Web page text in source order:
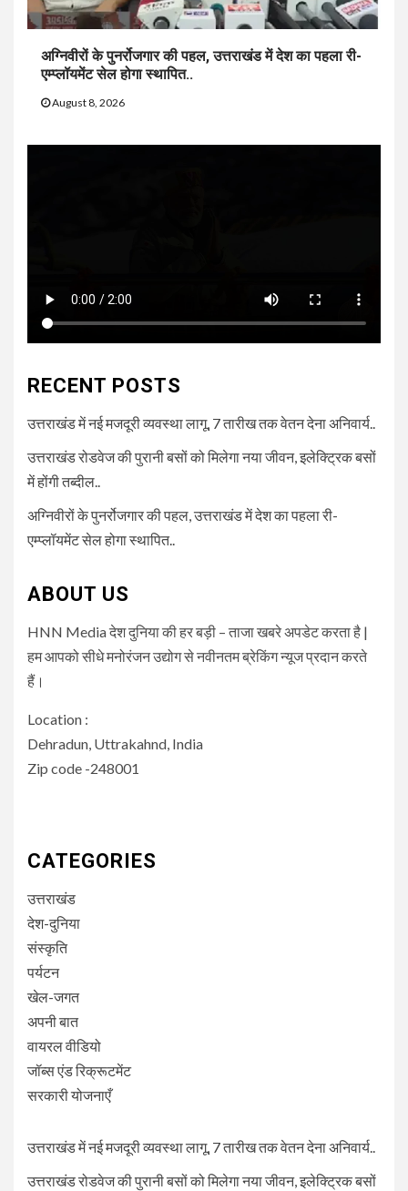
अग्निवीरों के पुनर्रोजगार की पहल, उत्तराखंड में देश का पहला री-
एम्प्लॉयमेंट सेल होगा स्थापित..
August 8, 2026
RECENT POSTS
उत्तराखंड में नई मजदूरी व्यवस्था लागू, 7 तारीख तक वेतन देना अनिवार्य..
उत्तराखंड रोडवेज की पुरानी बसों को मिलेगा नया जीवन, इलेक्ट्रिक बसों
में होंगी तब्दील..
अग्निवीरों के पुनर्रोजगार की पहल, उत्तराखंड में देश का पहला री-
एम्प्लॉयमेंट सेल होगा स्थापित..
ABOUT US
HNN Media देश दुनिया की हर बड़ी – ताजा खबरे अपडेट करता है |
हम आपको सीधे मनोरंजन उद्योग से नवीनतम ब्रेकिंग न्यूज प्रदान करते
हैं।
Location :
Dehradun, Uttrakahnd, India
Zip code -248001
CATEGORIES
उत्तराखंड
देश-दुनिया
संस्कृति
पर्यटन
खेल-जगत
अपनी बात
वायरल वीडियो
जॉब्स एंड रिक्रूटमेंट
सरकारी योजनाएँ
उत्तराखंड में नई मजदूरी व्यवस्था लागू, 7 तारीख तक वेतन देना अनिवार्य..
उत्तराखंड रोडवेज की पुरानी बसों को मिलेगा नया जीवन, इलेक्ट्रिक बसों